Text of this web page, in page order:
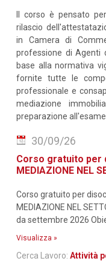
Il corso è pensato
rilascio
in Camera di
professione di Agenti
base alla normativa
fornite tutte le
professionale e
mediazione
preparazione all'esame.
Corso gratuito per
MEDIAZIONE NEL
Corso gratuito per
MEDIAZIONE NEL
da settembre 2026
Visualizza »
Cerca Lavoro: Attività
30/09/26